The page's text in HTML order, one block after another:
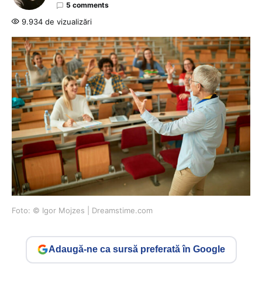
5 comments
9.934 de vizualizări
Foto: © Igor Mojzes | Dreamstime.com
Adaugă-ne ca sursă preferată în Google